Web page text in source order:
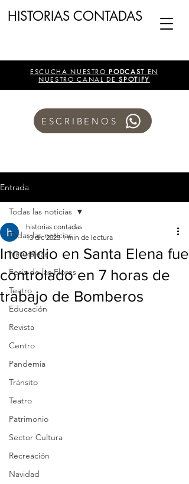
HISTORIAS CONTADAS
ESCUCHA NUESTROPODCAST EN
NUESTRO CANAL DESPOTIFY
ESCRIBENOS
Entrada
Todas las noticias
Naturaleza
Feria de las Flores
Teatro
Educación
Revista
Centro
Pandemia
Tránsito
Teatro
Patrimonio
Sector Cultura
Recreación
Navidad
Todas las noticias
Incendio en Santa Elena fue
controlado en 7 horas de
trabajo de Bomberos
historias contadas
13 dic 2023 1 min de lectura